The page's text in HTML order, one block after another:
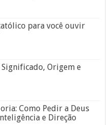
para você ouvir
Significado, Origem e
Como Pedir a Deus
e Direção